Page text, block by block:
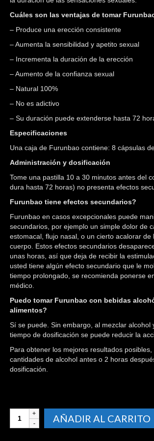
Cuáles son las ventajas de tomar
– Produce una erección consistente
– Aumenta la sensibilidad y apetito sexual
– Incrementa la duración de la erección
– Aumento de la confianza sexual
– Natural 100%
– No es adictivo
– Su duración puede extenderse hasta 72
Especificaciones
Una caja de Furunbao contiene: 8 cápsulas
Administración y dosificación
Tome una pastilla 10 a 30 minutos antes del
dura hasta 72 horas) no presenta efectos
Furunbao tiene efectos secundarios?
Furunbao en casos excepcionales puede
secundarios, por ejemplo un simple dolor de
estomacal, flujo nasal, o un cierto acalorar de
cuerpo. Estos efectos secundarios
unas horas, así que deja de recibir la
usted tiene algún efecto secundario que le
tiempo prolongado, se recomienda ponerse
médico.
Puedo tomar Furunbao con bebidas
alimentos?
Sí se puede. Sin embargo, al mezclar alcohol
tiempo de dosificación se puede reducir la
Para obtener los mejores resultados
cantidades de alcohol antes o 2 horas
dosificación.
FURUNBAO
X8
AÑADIR AL CARRITO